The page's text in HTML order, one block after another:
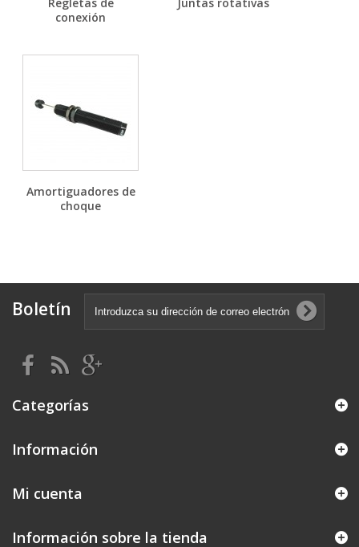
conexión
Amortiguadores de
choque
Boletín
Categorías
Información
Mi cuenta
Información sobre la tienda